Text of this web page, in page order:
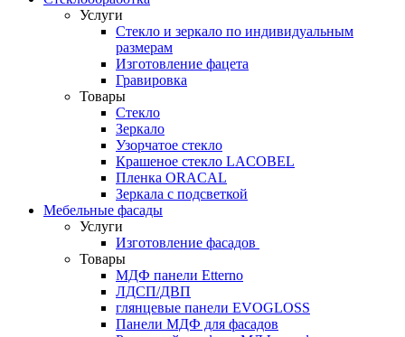
Услуги
Стекло и зеркало по индивидуальным
размерам
Изготовление фацета
Гравировка
Товары
Стекло
Зеркало
Узорчатое стекло
Крашеное стекло LACOBEL
Пленка ORACAL
Зеркала с подсветкой
Мебельные фасады
Услуги
Изготовление фасадов
Товары
МДФ панели Etterno
ЛДСП/ДВП
глянцевые панели EVOGLOSS
Панели МДФ для фасадов